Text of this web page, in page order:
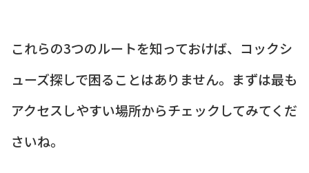
これらの3つのルートを知っておけば、コックシ
ューズ探しで困ることはありません。まずは最も
アクセスしやすい場所からチェックしてみてくだ
さいね。